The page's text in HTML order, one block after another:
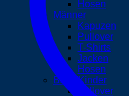
Hosen
Männer
Kapuzen
Pullover
T-Shirts
Jacken
Hosen
Baby/Kinder
Pullover